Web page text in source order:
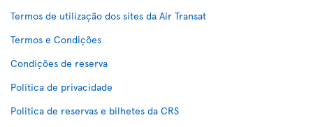
Termos de utilização dos sites da Air Transat
Termos e Condições
Condições de reserva
Política de privacidade
Política de reservas e bilhetes da CRS